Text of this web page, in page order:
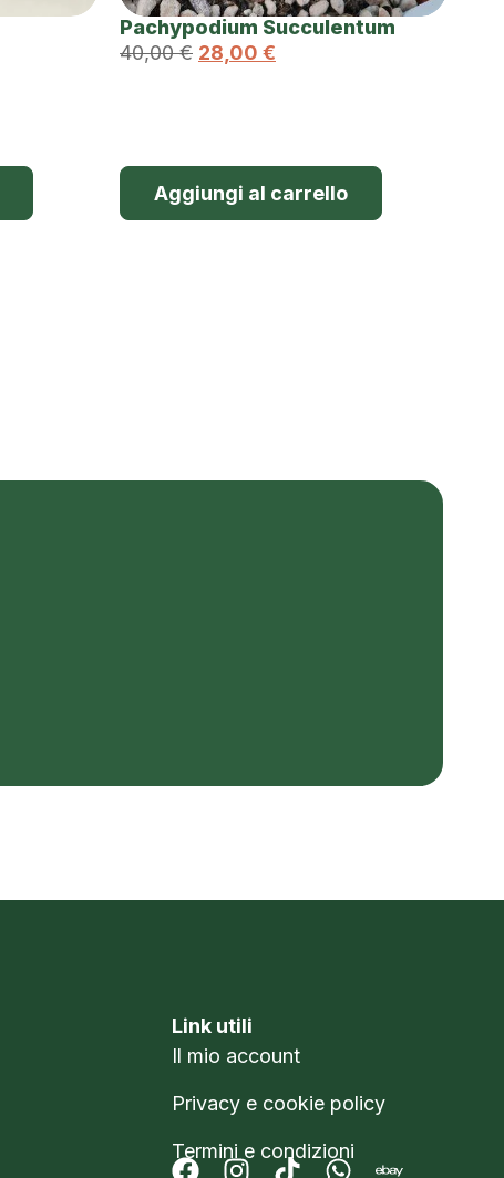
Pachypodium Succulentum
40,00€ 28,00 €
Aggiungi al carrello
Link utili
Il mio account
Privacy e cookie policy
Termini e condizioni